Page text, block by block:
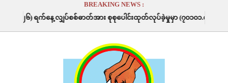
BREAKING NEWS :
ား စုစုပေါင်းထုတ်လုပ်ခဲ့မှုမှာ (၇၀၁၀၁.၀) မဂ္ဂါဝပ်နာရီဖြစ်ပါသည်။